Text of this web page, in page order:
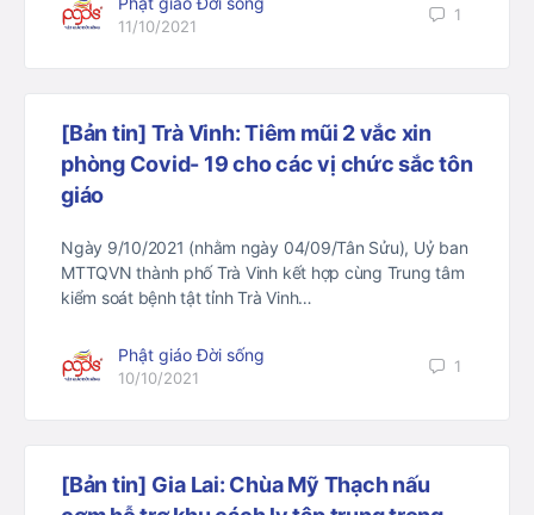
11/10/2021
1
[Bản tin] Trà Vinh: Tiêm mũi 2 vắc xin
phòng Covid- 19 cho các vị chức sắc tôn
giáo
Ngày 9/10/2021 (nhằm ngày 04/09/Tân Sửu), Uỷ ban
MTTQVN thành phố Trà Vinh kết hợp cùng Trung tâm
kiểm soát bệnh tật tỉnh Trà Vinh…
Phật giáo Đời sống
10/10/2021
1
[Bản tin] Gia Lai: Chùa Mỹ Thạch nấu